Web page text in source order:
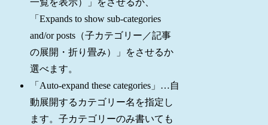
一覧を表示）」をさせるか、
「Expands to show sub-categories
and/or posts（子カテゴリー／記事
の展開・折り畳み）」をさせるか
選べます。
「Auto-expand these categories」…自
動展開するカテゴリー名を指定し
ます。子カテゴリーのみ書いても